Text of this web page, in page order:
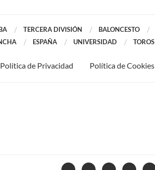
TERCERA DIVISIÓN
BALONCESTO
ESPAÑA UNIVERSIDAD TOROS
Política de Privacidad Política de Cookies